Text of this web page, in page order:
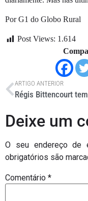
Por G1 do Globo Rural
Post Views: 1.614
ARTIGO ANTERIOR
Deixe um
O seu endereço de
obrigatórios são
Comentário *